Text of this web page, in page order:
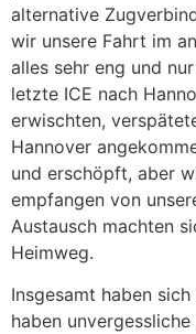
alternative
wir unsere Fahrt im
alles sehr eng und
letzte ICE nach
erwischten,
Hannover
und erschöpft, aber
empfangen von
Austausch machten
Heimweg.
Insgesamt haben
haben